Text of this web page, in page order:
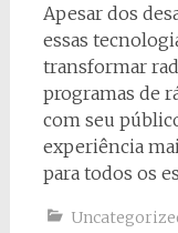
Apesar dos
essas
transformar
programas de
com seu
experiência
para todos os